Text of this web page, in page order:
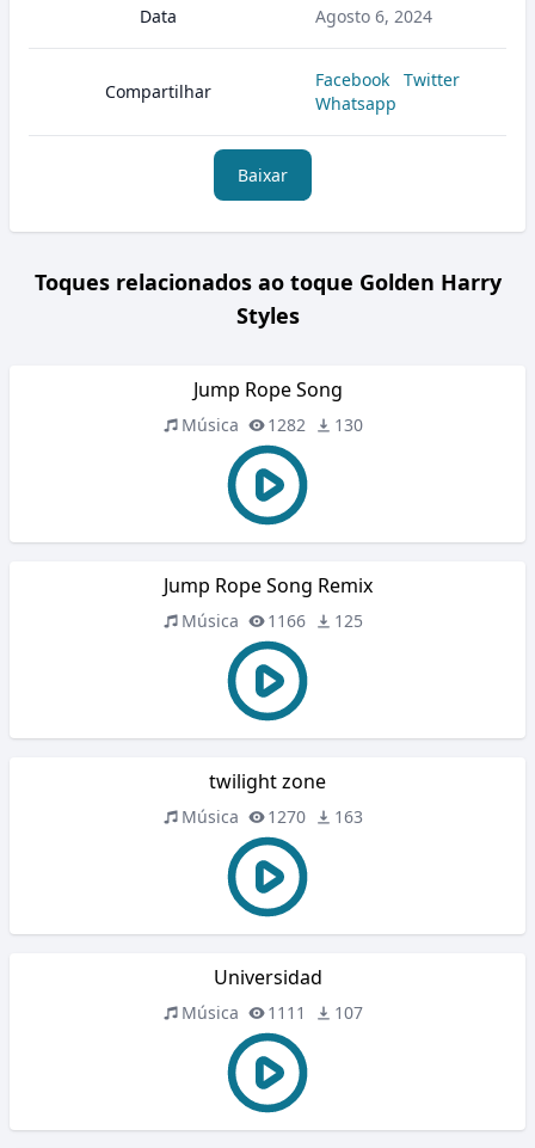
Data Agosto 6, 2024
Compartilhar
Facebook
Twitter
Whatsapp
Baixar
Toques relacionados ao toque Golden Harry
Styles
Jump Rope Song
Música 1282 130
Jump Rope Song Remix
Música 1166 125
twilight zone
Música 1270 163
Universidad
Música 1111 107